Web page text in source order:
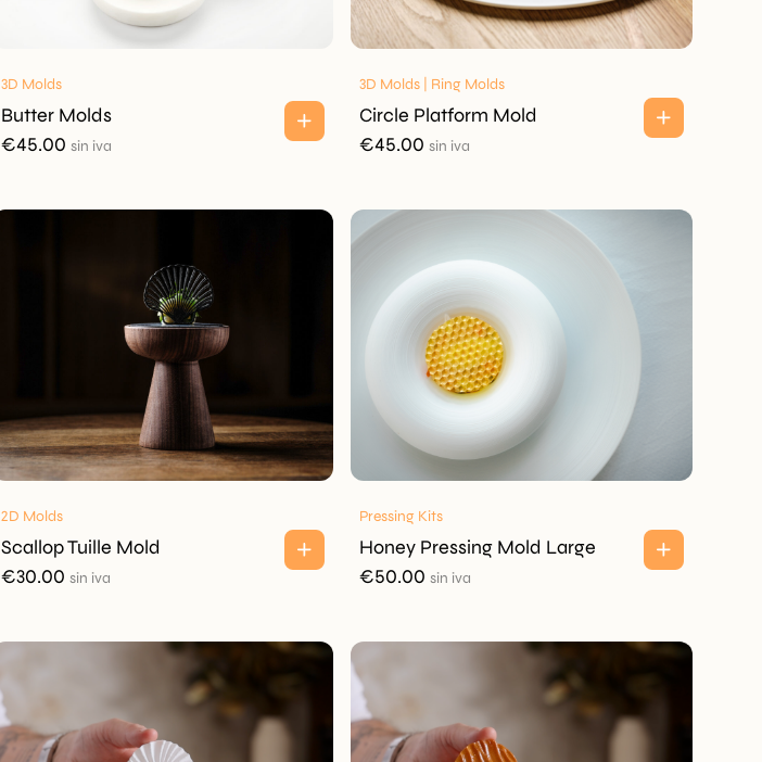
3D Molds
Butter Molds
€45.00 sin iva
3D Molds | Ring Molds
Circle Platform Mold
€45.00 sin iva
2D Molds
Scallop Tuille Mold
€30.00 sin iva
Pressing Kits
Honey Pressing Mold Large
€50.00 sin iva